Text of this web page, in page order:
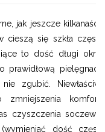
jak jeszcze kilkanaście
cieszą się szkła częstej
to dość długi okres
pielęgnację
zgubić. Niewłaściwa
komfortu
czyszczenia soczewek
dość często